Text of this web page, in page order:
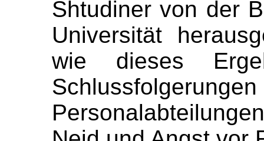
Shtudiner von der
Universität
wie dieses